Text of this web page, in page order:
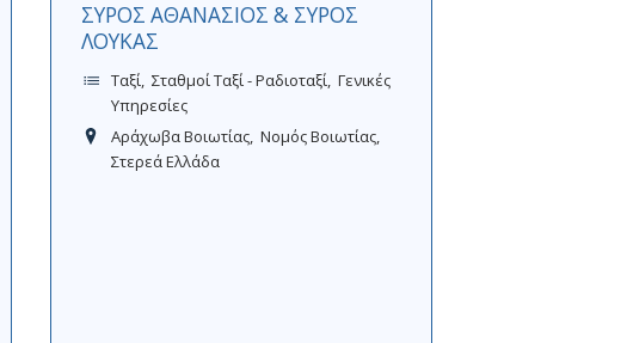
ΣΥΡΟΣ ΑΘΑΝΑΣΙΟΣ & ΣΥΡΟΣ
ΛΟΥΚΑΣ
Ταξί Σταθμοί Ταξί - Ραδιοταξί Γενικές
Υπηρεσίες
Αράχωβα Βοιωτίας Νομός Βοιωτίας
Στερεά Ελλάδα